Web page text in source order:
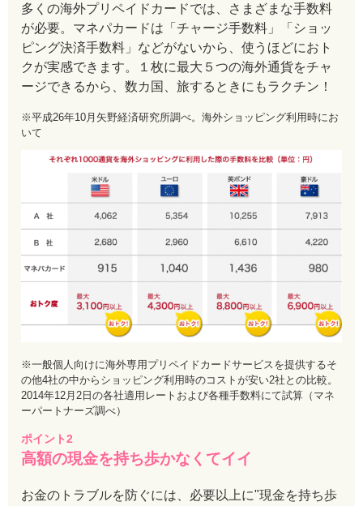
多くの海外プリペイドカードでは、さまざまな手数料
が必要。マネパカードは「チャージ手数料」「ショッ
ピング決済手数料」などがないから、使うほどにおト
クが実感できます。１枚に最大５つの海外通貨をチャ
ージできるから、数カ国、旅するときにもラクチン！
※平成26年10月矢野経済研究所調べ。海外ショッピング利用時にお
いて
※一般個人向けに海外専用プリペイドカードサービスを提供するそ
の他4社の中からショッピング利用時のコストが安い2社との比較。
2014年12月2日の各社適用レートおよび各種手数料にて試算（マネ
ーパートナーズ調べ）
ポイント2
高額の現金を持ち歩かなくてイイ
お金のトラブルを防ぐには、必要以上に"現金を持ち歩